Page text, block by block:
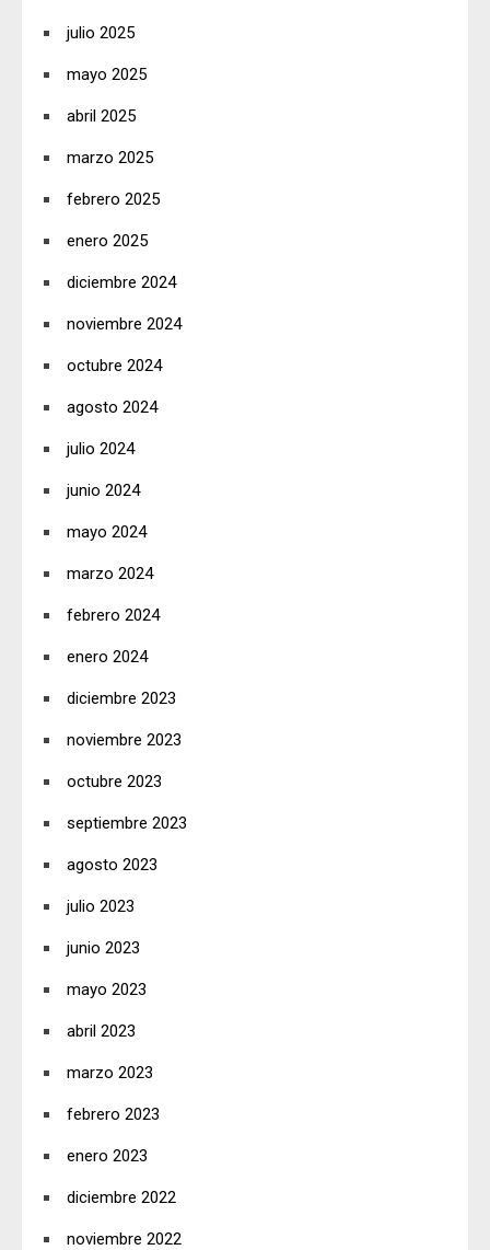
julio 2025
mayo 2025
abril 2025
marzo 2025
febrero 2025
enero 2025
diciembre 2024
noviembre 2024
octubre 2024
agosto 2024
julio 2024
junio 2024
mayo 2024
marzo 2024
febrero 2024
enero 2024
diciembre 2023
noviembre 2023
octubre 2023
septiembre 2023
agosto 2023
julio 2023
junio 2023
mayo 2023
abril 2023
marzo 2023
febrero 2023
enero 2023
diciembre 2022
noviembre 2022